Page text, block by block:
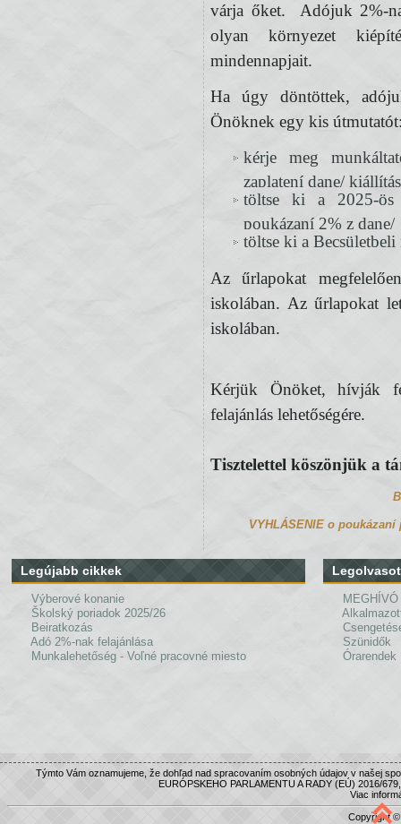
várja őket. Adójuk 2%-
olyan környezet
mindennapjait.
Ha úgy döntöttek,
Önöknek egy kis
kérje meg
zaplatení dane/
töltse ki a 2025-ös
poukázaní 2% z dane/
töltse ki a
Az űrlapokat
iskolában. Az űrlapokat
iskolában.
Kérjük Önöket, hívják
felajánlás lehetőségére.
Tisztelettel köszönjük a
VYHLÁSENIE o
Legújabb cikkek
Výberové konanie
Školský poriadok 2025/26
Beiratkozás
Adó 2%-nak felajánlása
Munkalehetőség - Voľné pracovné miesto
MEGHÍVÓ
Szünidők
Órarendek
Týmto Vám oznamujeme, že dohľad nad spracovaním osobných údajov v našej
EURÓPSKEHO PARLAMENTU A RADY (EÚ) 2016/
Viac
Copyright